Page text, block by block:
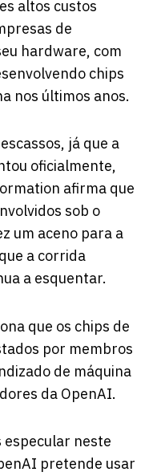
altos custos
de
hardware, com
chips
nos últimos anos.
já que a
oficialmente,
afirma que
sob o
um aceno para a
a corrida
a esquentar.
que os chips de
por membros
de máquina
da OpenAI.
especular neste
pretende usar